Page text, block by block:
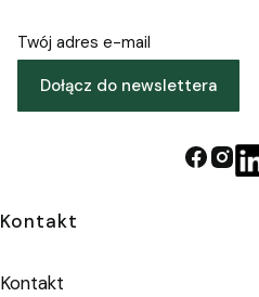
Twój adres e-mail
Dołącz do newslettera
Linki w stopce
Kontakt
Kontakt